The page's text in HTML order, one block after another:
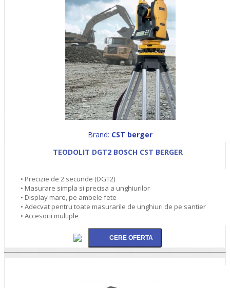
Brand: CST berger
TEODOLIT DGT2 BOSCH CST BERGER
• Precizie de 2 secunde (DGT2)
• Masurare simpla si precisa a unghiurilor
• Display mare, pe ambele fete
• Adecvat pentru toate masurarile de unghiuri de pe santier
• Accesorii multiple